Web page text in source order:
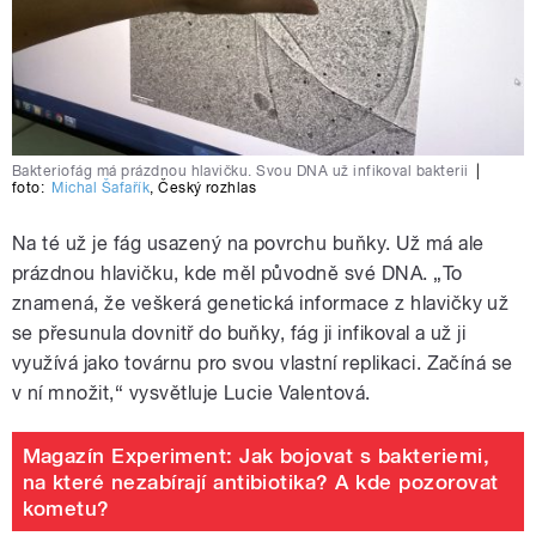
Bakteriofág má prázdnou hlavičku. Svou DNA už infikoval bakterii
foto: Michal Šafařík,Český rozhlas
Na té už je fág usazený na povrchu buňky. Už má ale
prázdnou hlavičku, kde měl původně své DNA. „To
znamená, že veškerá genetická informace z hlavičky už
se přesunula dovnitř do buňky, fág ji infikoval a už ji
využívá jako továrnu pro svou vlastní replikaci. Začíná se
v ní množit,“ vysvětluje Lucie Valentová.
Magazín Experiment: Jak bojovat s bakteriemi,
na které nezabírají antibiotika? A kde pozorovat
kometu?